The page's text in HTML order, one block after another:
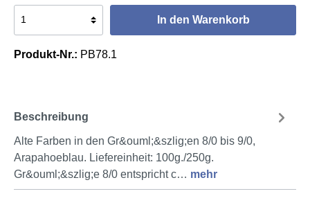
In den Warenkorb
Produkt-Nr.: PB78.1
Beschreibung
Alte Farben in den Gr&ouml;&szlig;en 8/0 bis 9/0,
Arapahoeblau. Liefereinheit: 100g./250g.
Gr&ouml;&szlig;e 8/0 entspricht c… mehr